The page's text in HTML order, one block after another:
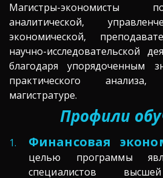
Магистры-экономисты
аналитической,
экономической,
научно-исследовательской
благодаря упорядоченным
практического
магистратуре.
Профили
Финансовая
целью программы
специалистов